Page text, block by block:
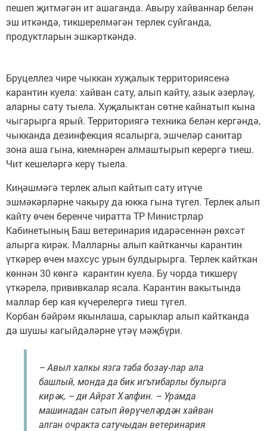
пешеп җитмәгән ит ашаганда. Авыру хайваннар белән
эш иткәндә, тикшерелмәгән терлек суйганда,
продуктларын эшкәрткәндә.
Бруцеллез чире чыккан хуҗалык территориясенә
карантин куела: хайван сату, алып кайту, азык әзерләү,
аларны сату тыела. Хуҗалыктан сөтне кайнатып кына
чыгарырга ярый. Территориягә техника белән кергәндә,
чыкканда дезинфекция ясалырга, эшчеләр санитар
зона аша гына, киемнәрен алмаштырып керергә тиеш.
Чит кешеләргә керү тыела.
Киңәшмәгә терлек алып кайтып сату итүче
эшмәкәрләрне чакыру да юкка гына түгел. Терлек алып
кайту өчен беренче чиратта ТР Министрлар
Кабинетының Баш ветеринария идарәсеннән рөхсәт
алырга кирәк. Малларны алып кайтканчы карантин
үткәрер өчен махсус урын булдырырга. Терлек кайткан
көннән 30 көнгә карантин куела. Бу чорда тикшерү
үткәрелә, прививкалар ясала. Карантин вакытында
маллар бер кая күчерелергә тиеш түгел.
Корбан бәйрәм якынлаша, сарыклар алып кайтканда
да шушы кагыйдәләрне үтәү мәҗбүри.
– Авыл халкы язга таба бозау-лар ала
башлый, монда да бик игътибарлы булырга
кирәк, – ди Айрат Хәлфин. – Урамда
машинадан сатып йөрүчеләрдән хайван
алган очракта сатучыдан ветеринария